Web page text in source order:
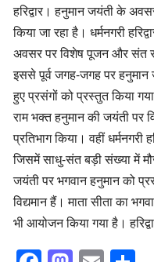
हरिद्वार। हनुमान जयंती के
किया जा रहा है। धर्मनगरी
अवसर पर विशेष पूजन और संत
इससे पूर्व जगह-जगह पर हनुमान
हुए प्रसंगों को प्रस्तुत किया
राम भक्त हनुमान की जयंती
प्रतिभाग किया। वहीं
जिसमें साधु-संत बड़ी संख्या में
जयंती पर भगवान हनुमान को
विद्यमान हैं। माता सीता का
भी आयोजन किया गया है।